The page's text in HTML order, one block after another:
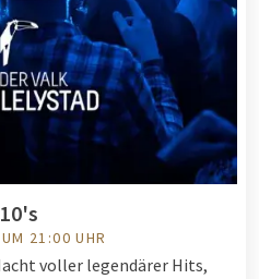
21:00 UHR
voller legendärer Hits,